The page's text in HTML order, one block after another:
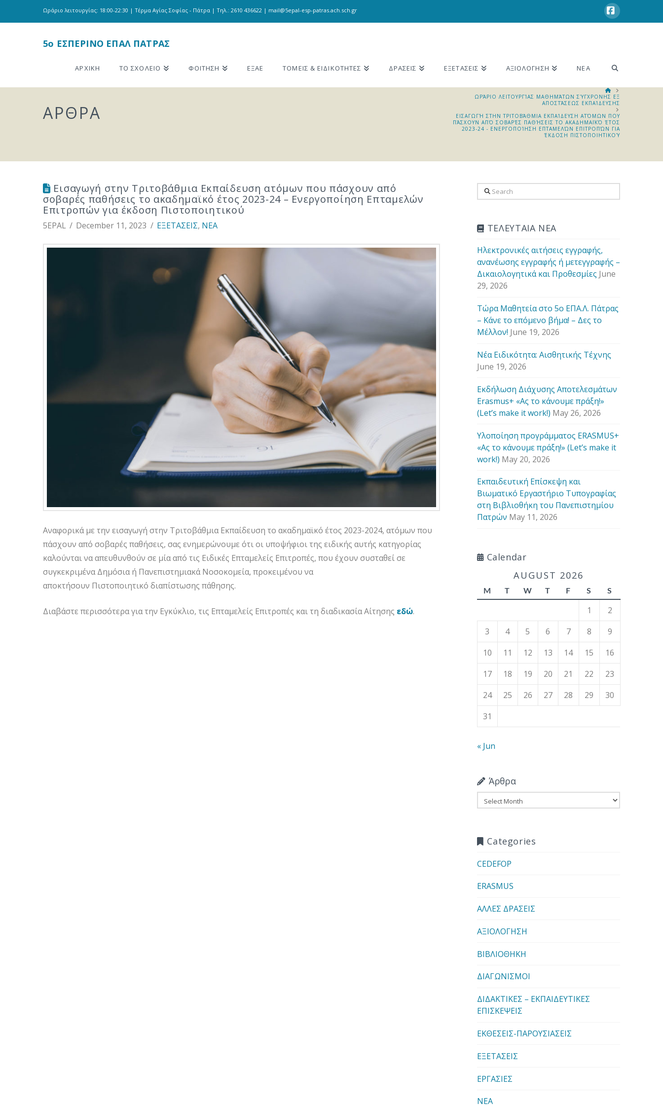
Ωράριο λειτουργίας: 18:00-22:30 | Τέρμα Αγίας Σοφίας - Πάτρα | Τηλ.: 2610 436622 | mail@5epal-esp-patras.ach.sch.gr
Facebook
5o ΕΣΠΕΡΙΝΟ ΕΠΑΛ ΠΑΤΡΑΣ
ΑΡΧΙΚΗ ΤΟ ΣΧΟΛΕΙΟ ΦΟΙΤΗΣΗ ΕΞΑΕ ΤΟΜΕΙΣ & ΕΙΔΙΚΟΤΗΤΕΣ ΔΡΑΣΕΙΣ ΕΞΕΤΑΣΕΙΣ ΑΞΙΟΛΟΓΗΣΗ ΝΕΑ
ΑΡΘΡΑ
HOME
ΩΡΆΡΙΟ ΛΕΙΤΟΥΡΓΊΑΣ ΜΑΘΗΜΆΤΩΝ ΣΎΓΧΡΟΝΗΣ ΕΞ
ΑΠΟΣΤΆΣΕΩΣ ΕΚΠΑΊΔΕΥΣΗΣ
ΕΙΣΑΓΩΓΉ ΣΤΗΝ ΤΡΙΤΟΒΆΘΜΙΑ ΕΚΠΑΊΔΕΥΣΗ ΑΤΌΜΩΝ ΠΟΥ
ΠΆΣΧΟΥΝ ΑΠΌ ΣΟΒΑΡΈΣ ΠΑΘΉΣΕΙΣ ΤΟ ΑΚΑΔΗΜΑΪΚΌ ΈΤΟΣ
2023-24 - ΕΝΕΡΓΟΠΟΊΗΣΗ ΕΠΤΑΜΕΛΏΝ ΕΠΙΤΡΟΠΏΝ ΓΙΑ
ΈΚΔΟΣΗ ΠΙΣΤΟΠΟΙΗΤΙΚΟΎ
Εισαγωγή στην Τριτοβάθμια Εκπαίδευση ατόμων που πάσχουν από
σοβαρές παθήσεις το ακαδημαϊκό έτος 2023-24 – Ενεργοποίηση Επταμελών
Επιτροπών για έκδοση Πιστοποιητικού
5EPAL December 11, 2023 ΕΞΕΤΑΣΕΙΣ, ΝΕΑ
Αναφορικά με την εισαγωγή στην Τριτοβάθμια Εκπαίδευση το ακαδημαϊκό έτος 2023-2024, ατόμων που
πάσχουν από σοβαρές παθήσεις, σας ενημερώνουμε ότι οι υποψήφιοι της ειδικής αυτής κατηγορίας
καλούνται να απευθυνθούν σε μία από τις Ειδικές Επταμελείς Επιτροπές, που έχουν συσταθεί σε
συγκεκριμένα Δημόσια ή Πανεπιστημιακά Νοσοκομεία, προκειμένου να
αποκτήσουν Πιστοποιητικό διαπίστωσης πάθησης.
Διαβάστε περισσότερα για την Εγκύκλιο, τις Επταμελείς Επιτροπές και τη διαδικασία Αίτησης εδώ.
Search
ΤΕΛΕΥΤΑΙΑ ΝΕΑ
Ηλεκτρονικές αιτήσεις εγγραφής,
ανανέωσης εγγραφής ή μετεγγραφής –
Δικαιολογητικά και Προθεσμίες June
29, 2026
Τώρα Μαθητεία στο 5ο ΕΠΑ.Λ. Πάτρας
– Κάνε το επόμενο βήμα! – Δες το
Μέλλον! June 19, 2026
Νέα Ειδικότητα: Αισθητικής Τέχνης
June 19, 2026
Εκδήλωση Διάχυσης Αποτελεσμάτων
Erasmus+ «Ας το κάνουμε πράξη!»
(Let’s make it work!) May 26, 2026
Υλοποίηση προγράμματος ERASMUS+
«Ας το κάνουμε πράξη!» (Let’s make it
work!) May 20, 2026
Εκπαιδευτική Επίσκεψη και
Βιωματικό Εργαστήριο Τυπογραφίας
στη Βιβλιοθήκη του Πανεπιστημίου
Πατρών May 11, 2026
Calendar
AUGUST 2026
M T W T F S S
1
2
3
4 5 6 7 8
9
10
11 12 13 14 15
16
17
18 19 20 21 22
23
24
25 26 27 28 29
30
31
« Jun
Άρθρα
Άρθρα
Categories
CEDEFOP
ERASMUS
ΑΛΛΕΣ ΔΡΑΣΕΙΣ
ΑΞΙΟΛΟΓΗΣΗ
ΒΙΒΛΙΟΘΗΚΗ
ΔΙΑΓΩΝΙΣΜΟΙ
ΔΙΔΑΚΤΙΚΕΣ – ΕΚΠΑΙΔΕΥΤΙΚΕΣ
ΕΠΙΣΚΕΨΕΙΣ
ΕΚΘΕΣΕΙΣ-ΠΑΡΟΥΣΙΑΣΕΙΣ
ΕΞΕΤΑΣΕΙΣ
ΕΡΓΑΣΙΕΣ
ΝΕΑ